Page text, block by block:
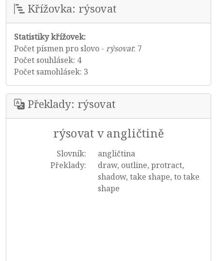
Křížovka: rýsovat
Statistiky křížovek:
Počet písmen pro slovo - rýsovat: 7
Počet souhlásek: 4
Počet samohlásek: 3
Překlady: rýsovat
rýsovat v angličtině
Slovník:
angličtina
Překlady:
draw, outline, protract,
shadow, take shape, to take
shape